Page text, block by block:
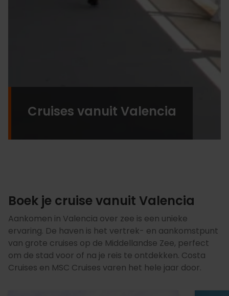
Cruises vanuit Valencia
Boek je cruise vanuit Valencia
Aankomen in Valencia over zee is een unieke
ervaring. De haven is het vertrek- en aankomstpunt
van grote cruises op de Middellandse Zee, perfect
om de stad voor of na je reis te ontdekken. Costa
Cruises en MSC Cruises varen het hele jaar door.